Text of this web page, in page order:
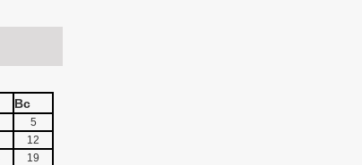
Вс
5
12
19